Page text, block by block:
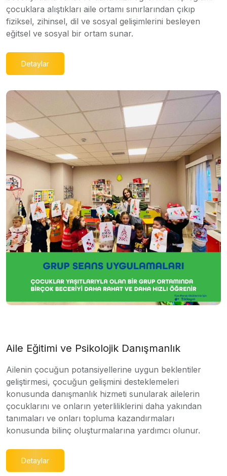
çocuklara alıştıkları aile ortamı sınırlarından çıkıp
fiziksel, zihinsel, dil ve sosyal gelişimlerini besleyen
eğitsel ve sosyal bir ortam sunar.
Detaylar
Aile Eğitimi ve Psikolojik Danışmanlık
Ailenin çocuğun potansiyellerine uygun beklentiler
geliştirmesi, çocuğun gelişmini desteklemeleri
konusunda danışmanlık hizmeti sunularak ailelerin
çocuklarını ve onların yeterliliklerini daha yakından
tanımaları ve onları topluma kazandırmaları
konusunda bilinç oluşturmalarına yardımcı olunur.
Detaylar